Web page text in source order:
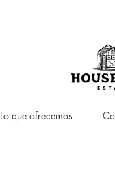
Lo que ofrecemos